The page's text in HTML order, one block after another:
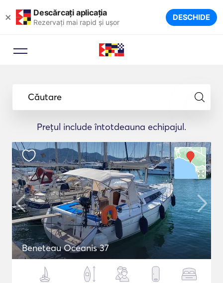
× Descărcați aplicația
Rezervați mai rapid și ușor DESCHIDE
Căutare
Prețul include întotdeauna echipajul.
Beneteau Oceanis 37